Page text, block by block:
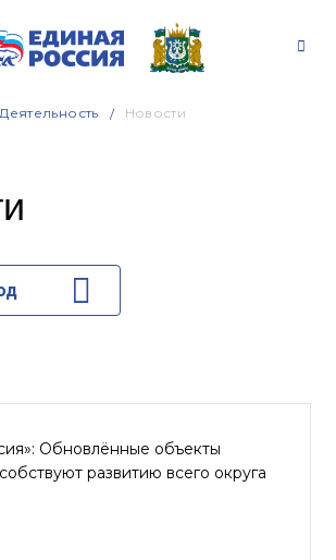
Новости
Обновлённые объекты
развитию всего округа